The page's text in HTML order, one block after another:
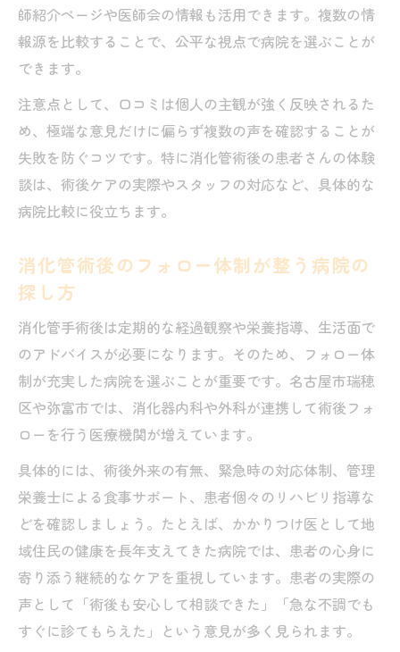
師紹介ページや医師会の情報も活用できます。複数の情
報源を比較することで、公平な視点で病院を選ぶことが
できます。
注意点として、口コミは個人の主観が強く反映されるた
め、極端な意見だけに偏らず複数の声を確認することが
失敗を防ぐコツです。特に消化管術後の患者さんの体験
談は、術後ケアの実際やスタッフの対応など、具体的な
病院比較に役立ちます。
消化管術後のフォロー体制が整う病院の
探し方
消化管手術後は定期的な経過観察や栄養指導、生活面で
のアドバイスが必要になります。そのため、フォロー体
制が充実した病院を選ぶことが重要です。名古屋市瑞穂
区や弥富市では、消化器内科や外科が連携して術後フォ
ローを行う医療機関が増えています。
具体的には、術後外来の有無、緊急時の対応体制、管理
栄養士による食事サポート、患者個々のリハビリ指導な
どを確認しましょう。たとえば、かかりつけ医として地
域住民の健康を長年支えてきた病院では、患者の心身に
寄り添う継続的なケアを重視しています。患者の実際の
声として「術後も安心して相談できた」「急な不調でも
すぐに診てもらえた」という意見が多く見られます。